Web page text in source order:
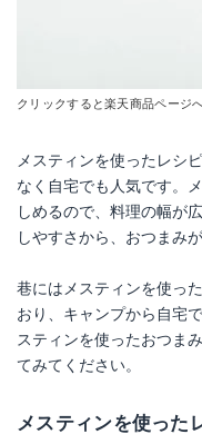
クリックすると楽天商品ページ
メスティンを使ったレシ
なく自宅でも人気です。
しめるので、料理の幅が
しやすさから、おつまみ
巷にはメスティンを使っ
おり、キャンプから自宅
スティンを使ったおつま
てみてください。
メスティンを使った